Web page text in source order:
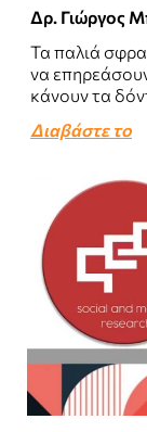
Δρ. Γιώργος
Τα παλιά
να
κάνουν τα
Διαβάστε το